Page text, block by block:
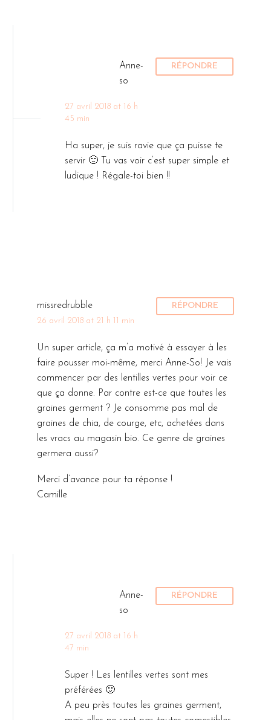
Anne-
so
27 avril 2018 at 16 h
45 min
RÉPONDRE
Ha super, je suis ravie que ça puisse te
servir 🙂 Tu vas voir c’est super simple et
ludique ! Régale-toi bien !!
missredrubble
26 avril 2018 at 21 h 11 min
RÉPONDRE
Un super article, ça m’a motivé à essayer à les
faire pousser moi-même, merci Anne-So! Je vais
commencer par des lentilles vertes pour voir ce
que ça donne. Par contre est-ce que toutes les
graines germent ? Je consomme pas mal de
graines de chia, de courge, etc, achetées dans
les vracs au magasin bio. Ce genre de graines
germera aussi?
Merci d’avance pour ta réponse !
Camille
Anne-
so
27 avril 2018 at 16 h
47 min
RÉPONDRE
Super ! Les lentilles vertes sont mes
préférées 🙂
A peu près toutes les graines germent,